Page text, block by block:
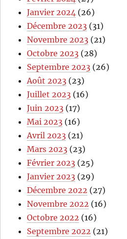
Janvier 2024 (26)
Décembre 2023 (31)
Novembre 2023 (21)
Octobre 2023 (28)
Septembre 2023 (26)
Août 2023 (23)
Juillet 2023 (16)
Juin 2023 (17)
Mai 2023 (16)
Avril 2023 (21)
Mars 2023 (23)
Février 2023 (25)
Janvier 2023 (29)
Décembre 2022 (27)
Novembre 2022 (16)
Octobre 2022 (16)
Septembre 2022 (21)